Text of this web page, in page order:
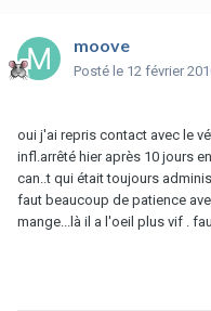
moove
Posté le 12 février
oui j'ai repris contact avec le
infl.arrêté hier après 10 jours
can..t qui était toujours
faut beaucoup de patience
mange...là il a l'oeil plus vif .